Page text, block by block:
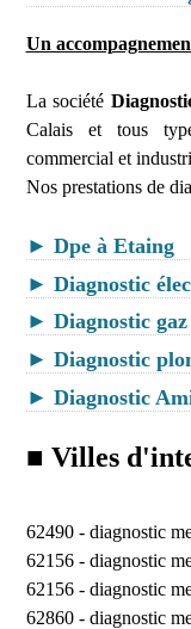
Un
La société
Calais et tous
commercial et
Nos prestations de
► Dpe à Etaing
► Diagnostic
► Diagnostic
► Diagnostic
► Diagnostic
■ Villes
62490 - diagnostic
62156 - diagnostic
62156 - diagnostic
62860 - diagnostic